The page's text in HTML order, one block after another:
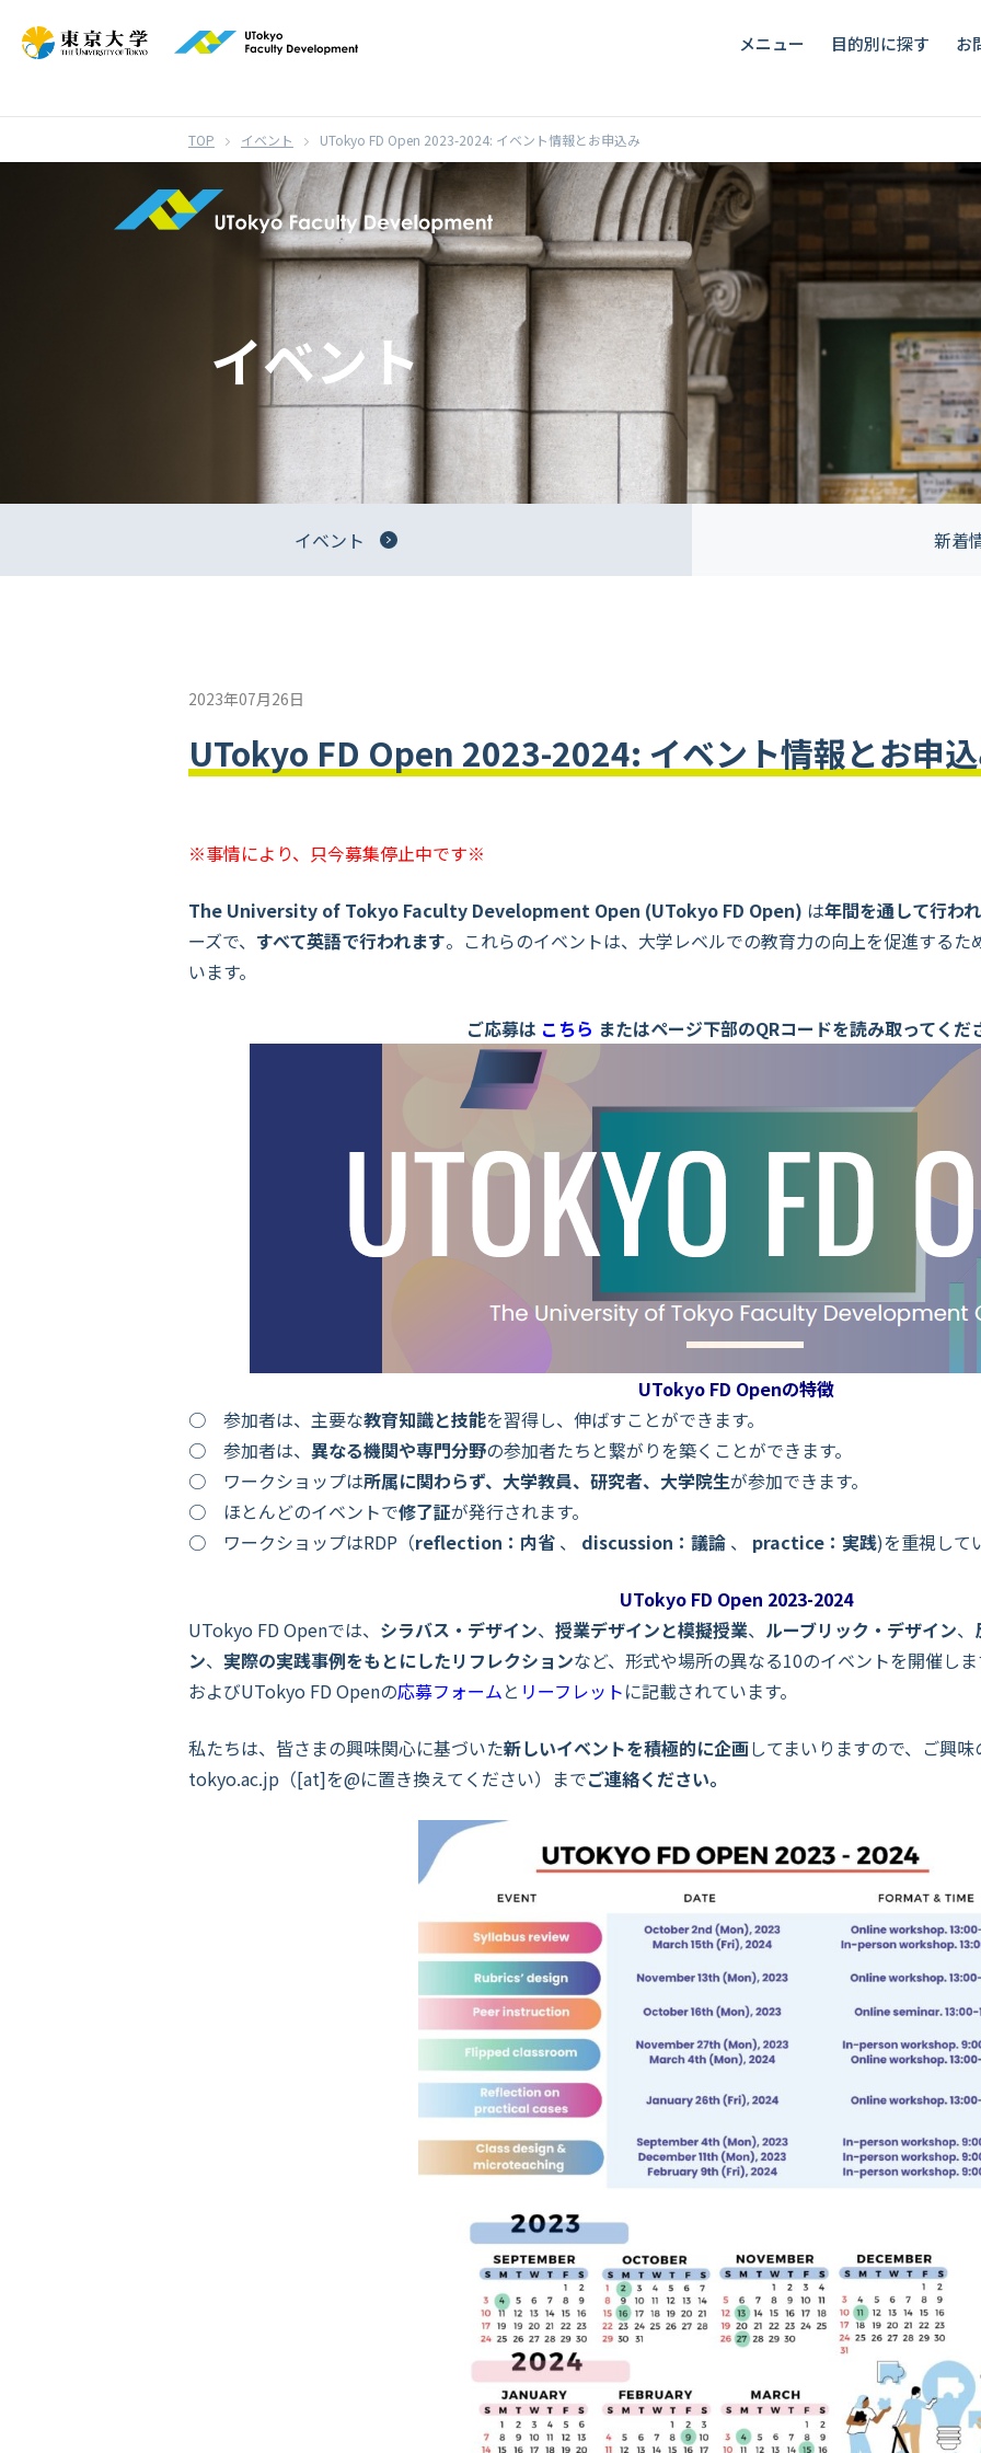
メニュー 目的別に探す お
イベント UTokyo FD Open 2023-2024: イベント情報とお申込み
イベント
イベント 新着
2023年07月26日
UTokyo FD Open 2023-2024: イベント情報とお申
※事情により、只今募集停止中です※
The University of Tokyo Faculty Development Open (UTokyo FD Open) は年間を通して行わ
ーズで、 すべて英語で行われます。これらのイベントは、大学レベルでの教育力の向上を促進する
います。
ご応募は こちら またはページ下部のQRコードを読み取ってくだ
UTokyo FD Openの特徴
○ 参加者は、主要な教育知識と技能を習得し、伸ばすことができます。
○ 参加者は、 異なる機関や専門分野の参加者たちと繋がりを築くことができます。
○ ワークショップは所属に関わらず、大学教員、研究者、大学院生が参加できます。
○ ほとんどのイベントで修了証が発行されます。
○ ワークショップはRDP（reflection：内省 、 discussion：議論 、 practice：実践)を重視して
UTokyo FD Open 2023-2024
UTokyo FD Openでは、 シラバス・デザイン、 授業デザインと模擬授業、 ルーブリック・デザイン、
ン、 実際の実践事例をもとにしたリフレクションなど、形式や場所の異なる10のイベントを開催し
およびUTokyo FD Openの応募フォームと リーフレットに記載されています。
私たちは、皆さまの興味関心に基づいた新しいイベントを積極的に企画してまいりますので、ご興
tokyo.ac.jp（[at]を@に置き換えてください）までご連絡ください。